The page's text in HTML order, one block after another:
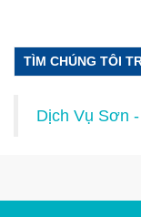
TÌM CHÚNG TÔI
Dịch Vụ Sơn